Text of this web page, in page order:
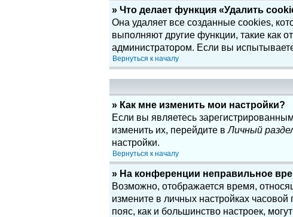
» Что делает функция «Удалить
Она удаляет все созданные cookies,
выполняют другие функции, такие как
администратором. Если вы
Вернуться к началу
» Как мне изменить мои настройки?
Если вы являетесь
изменить их, перейдите вЛичный
настройки.
Вернуться к началу
» На конференции неправильное
Возможно, отображается время,
измените в личных настройках часовой
пояс, как и большинство настроек,